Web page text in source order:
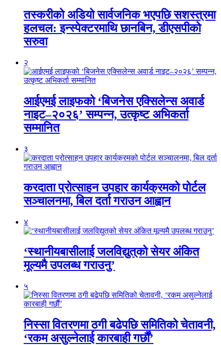
तस्करीको अडियो सार्वजनिक भएपछि सशस्त्रमा
हलचल: इन्स्पेक्टरमाथि छानबिन, डीएसपीको
सरुवा
२
आईएमई लाइफको ‘बिजनेस एक्सिलेन्स अवार्ड
नाइट–२०२६’ सम्पन्न, उत्कृष्ट अभिकर्ता
सम्मानित
३
करदाता प्रोत्साहन उपहार कार्यक्रमको पोर्टल
सञ्चालनमा, बिल दर्ता गराउन आह्वान
४
‘स्थानीयबासीलाई जलविद्युत्‌को सेयर अंकित
मूल्यमै उपलब्ध गराउनु’
५
निस्सा वितरणमा ठगी बढेपछि समितिको चेतावनी,
‘रकम असुल्नेलाई कारबाही गर्छाैं’